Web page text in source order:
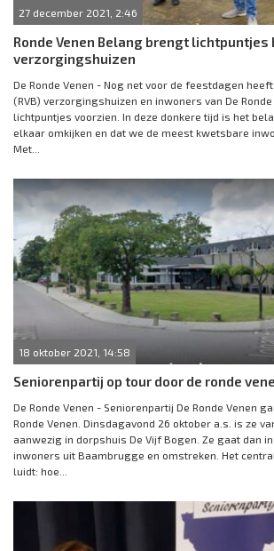
27 december 2021, 2:46
Ronde Venen Belang brengt lichtpuntjes
verzorgingshuizen
De Ronde Venen - Nog net voor de feestdagen
(RVB) verzorgingshuizen en inwoners van De Ronde
lichtpuntjes voorzien. In deze donkere tijd is het
elkaar omkijken en dat we de meest kwetsbare
Met...
18 oktober 2021, 14:58
Seniorenpartij op tour door de ronde
De Ronde Venen - Seniorenpartij De Ronde Venen
Ronde Venen. Dinsdagavond 26 oktober a.s. is ze
aanwezig in dorpshuis De Vijf Bogen. Ze gaat dan
inwoners uit Baambrugge en omstreken. Het
luidt: hoe...